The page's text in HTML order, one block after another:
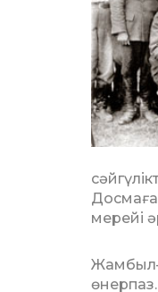
мерейі
Жамбыл–